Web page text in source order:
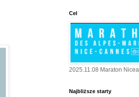
Cel
2025.11.08 Maraton
Najbliższe starty